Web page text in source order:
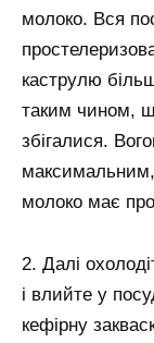
молоко. Вся
каструлю
таким чином,
збігалися.
максимальним,
молоко має
2. Далі
і влийте у
кефірну